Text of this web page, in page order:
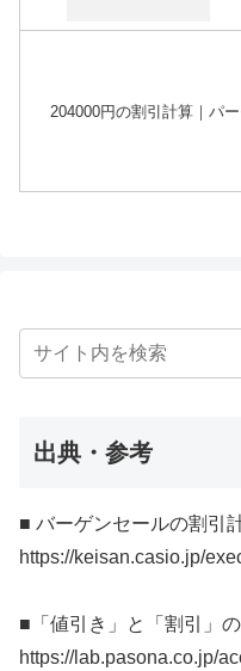
204000円の割引計算｜パ
出典・参考
■ バーゲンセールの割引
https://keisan.casio.jp/
■「値引き」と「割引」の
https://lab.pasona.co.jp/